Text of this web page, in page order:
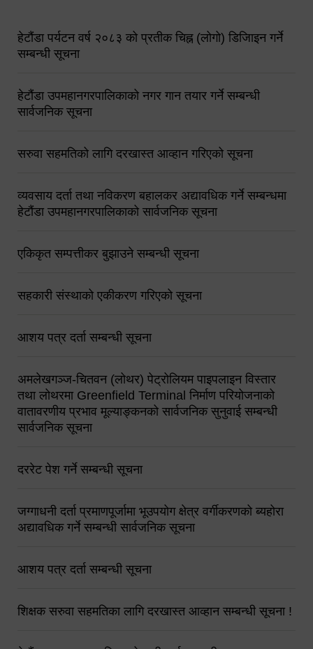
हेटौंडा पर्यटन वर्ष २०८३ को प्रतीक चिह्न (लोगो) डिजिाइन गर्ने
सम्बन्धी सूचना
हेटौंडा उपमहानगरपालिकाको नगर गान तयार गर्ने सम्बन्धी
सार्वजनिक सूचना
सरुवा सहमतिको लागि दरखास्त आव्हान गरिएको सूचना
व्यवसाय दर्ता तथा नविकरण बहालकर अद्यावधिक गर्ने सम्बन्धमा
हेटौंडा उपमहानगरपालिकाको सार्वजनिक सूचना
एकिकृत सम्पत्तीकर बुझाउने सम्बन्धी सूचना
सहकारी संस्थाको एकीकरण गरिएको सूचना
आशय पत्र दर्ता सम्बन्धी सूचना
अमलेखगञ्ज-चितवन (लोथर) पेट्रोलियम पाइपलाइन विस्तार
तथा लोथरमा Greenfield Terminal निर्माण परियोजनाको
वातावरणीय प्रभाव मूल्याङ्कनको सार्वजनिक सुनुवाई सम्बन्धी
सार्वजनिक सूचना
दररेट पेश गर्ने सम्बन्धी सूचना
जग्गाधनी दर्ता प्रमाणपूर्जामा भूउपयोग क्षेत्र वर्गीकरणको ब्यहोरा
अद्यावधिक गर्ने सम्बन्धी सार्वजनिक सूचना
आशय पत्र दर्ता सम्बन्धी सूचना
शिक्षक सरुवा सहमतिका लागि दरखास्त आव्हान सम्बन्धी सूचना !